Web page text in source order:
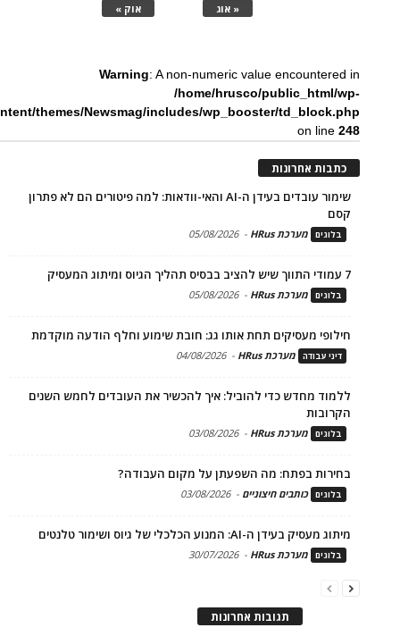
« אוג אוק »
Warning: A non-numeric value encountered in
/home/hrusco/public_html/wp-
themes/Newsmag/includes/wp_booster/td_block.php
on line248
כתבות אחרונות
שימור עובדים בעידן ה-AI והאי-וודאות: למה פיטורים הם לא פתרון
קסם
בלוגים מערכת HRus -
05/08/2026
7 עמודי התווך שיש להציב בבסיס תהליך הגיוס ומיתוג המעסיק
בלוגים מערכת HRus -
05/08/2026
חילופי מעסיקים תחת אותו גג: חובת שימוע וחלף הודעה מוקדמת
דיני עבודה מערכת HRus -
04/08/2026
ללמוד מחדש כדי להוביל: איך להכשיר את העובדים לחמש השנים
הקרובות
בלוגים מערכת HRus -
03/08/2026
בחירות בפתח: מה השפעתן על מקום העבודה?
בלוגים כותבים חיצוניים -
03/08/2026
מיתוג מעסיק בעידן ה-AI: המנוע הכלכלי של גיוס ושימור טלנטים
בלוגים מערכת HRus -
30/07/2026
תגובות אחרונות